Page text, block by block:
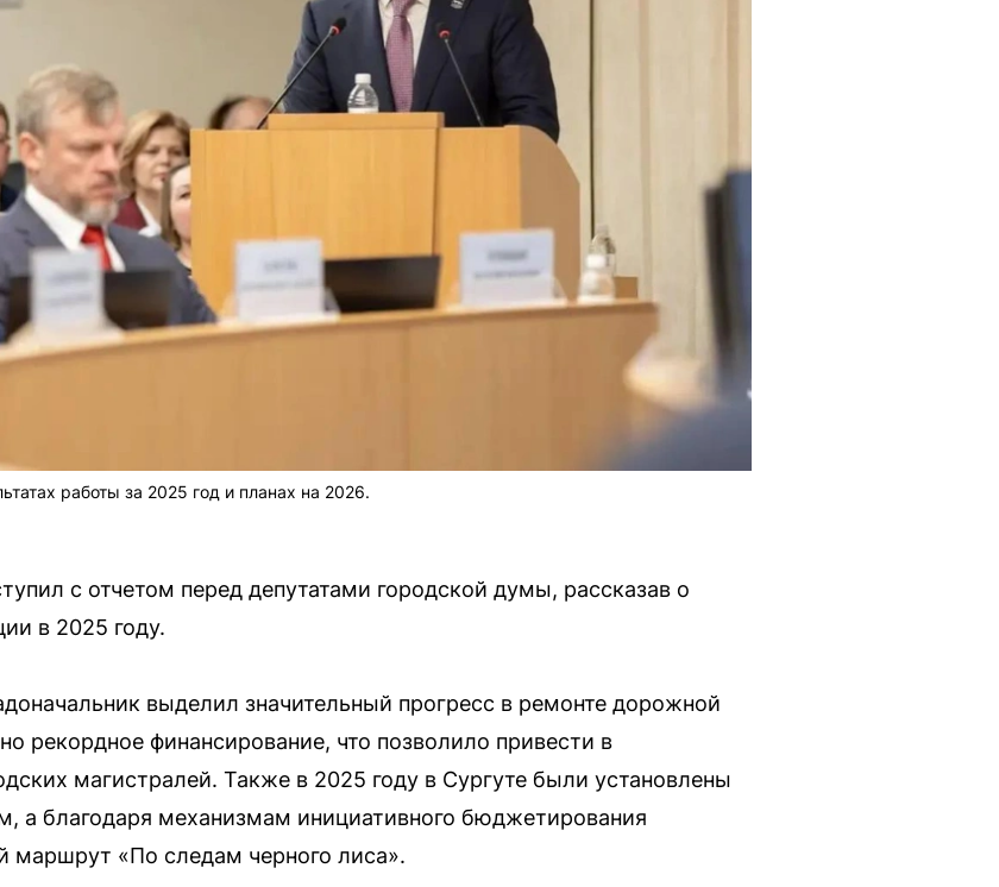
работы за 2025 год и планах на 2026.
с отчетом перед депутатами городской думы, рассказав о
в 2025 году.
выделил значительный прогресс в ремонте дорожной
рекордное финансирование, что позволило привести в
магистралей. Также в 2025 году в Сургуте были установлены
а благодаря механизмам инициативного бюджетирования
маршрут «По следам черного лиса».